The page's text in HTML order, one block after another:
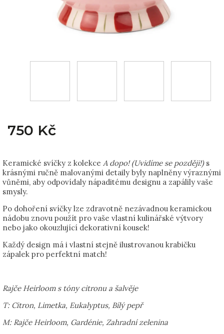
750 Kč
Keramické svíčky z kolekce A dopo! (Uvidíme se později!)s
krásnými ručně malovanými detaily byly naplněny výraznými
vůněmi, aby odpovídaly nápaditému designu a zapálily vaše
smysly.
Po dohoření svíčky lze zdravotně nezávadnou keramickou
nádobu znovu použít pro vaše vlastní kulinářské výtvory
nebo jako okouzlující dekorativní kousek!
Každý design má i vlastní stejně ilustrovanou krabičku
zápalek pro perfektní match!
Rajče Heirloom s tóny citronu a šalvěje
T: Citron, Limetka, Eukalyptus, Bílý pepř
M: Rajče Heirloom, Gardénie, Zahradní zelenina